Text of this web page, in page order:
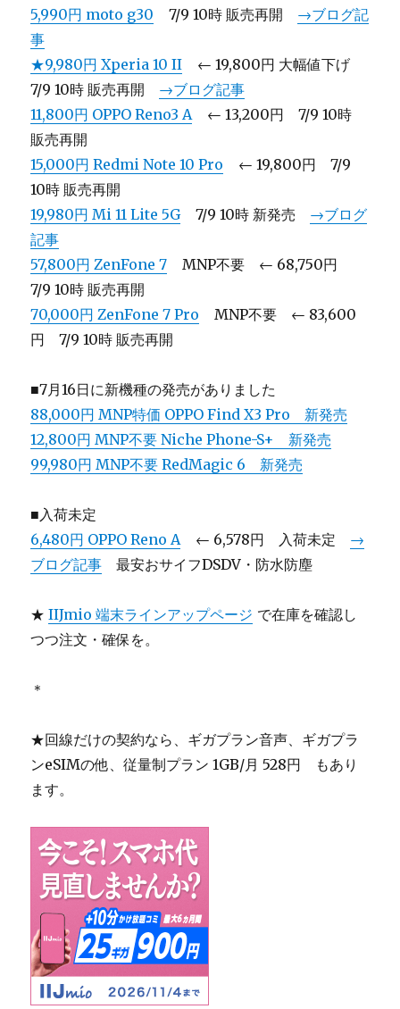
5,990円 moto g30
7/9 10時 販売再開 →ブログ記
事
★9,980円 Xperia 10 II ← 19,800円 大幅値下げ
7/9 10時 販売再開 →ブログ記事
11,800円 OPPO Reno3 A ← 13,200円 7/9 10時
販売再開
15,000円 Redmi Note 10 Pro
← 19,800円 7/9
10時 販売再開
19,980円 Mi 11 Lite 5G 7/9 10時 新発売 →ブログ
記事
57,800円 ZenFone 7 MNP不要 ← 68,750円
7/9 10時 販売再開
70,000円 ZenFone 7 Pro
MNP不要 ← 83,600
円 7/9 10時 販売再開
■7月16日に新機種の発売がありました
88,000円 MNP特価 OPPO Find X3 Pro 新発売
12,800円 MNP不要 Niche Phone-S+ 新発売
99,980円 MNP不要 RedMagic 6 新発売
■入荷未定
6,480円 OPPO Reno A ← 6,578円 入荷未定 →
ブログ記事 最安おサイフDSDV・防水防塵
★IIJmio 端末ラインアップページ で在庫を確認し
つつ注文・確保を。
＊
★回線だけの契約なら、ギガプラン音声、ギガプラ
ンeSIMの他、従量制プラン 1GB/月 528円 もあり
ます。